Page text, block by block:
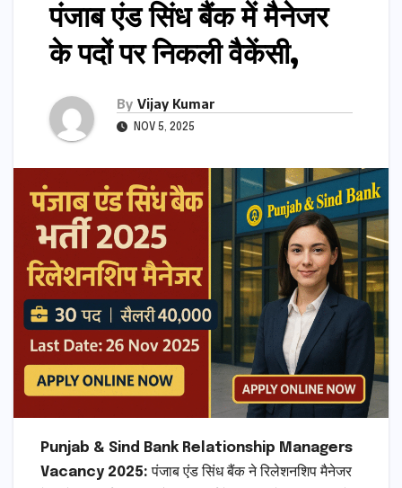
पंजाब एंड सिंध बैंक में मैनेजर
के पदों पर निकली वैकेंसी,
By Vijay Kumar
NOV 5, 2025
Punjab & Sind Bank Relationship Managers
Vacancy 2025: पंजाब एंड सिंध बैंक ने रिलेशनशिप मैनेजर